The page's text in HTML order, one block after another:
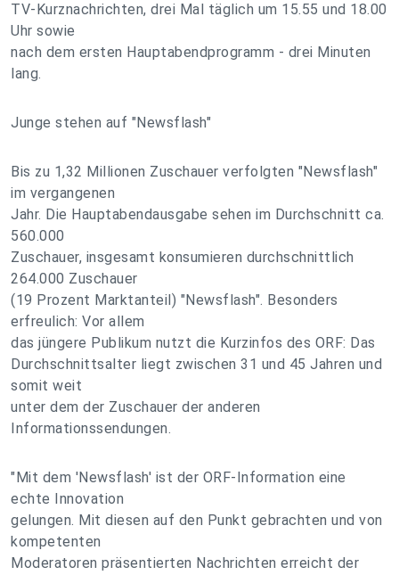
TV-Kurznachrichten, drei Mal täglich um 15.55 und 18.00
Uhr sowie
nach dem ersten Hauptabendprogramm - drei Minuten
lang.
Junge stehen auf "Newsflash"
Bis zu 1,32 Millionen Zuschauer verfolgten "Newsflash"
im vergangenen
Jahr. Die Hauptabendausgabe sehen im Durchschnitt ca.
560.000
Zuschauer, insgesamt konsumieren durchschnittlich
264.000 Zuschauer
(19 Prozent Marktanteil) "Newsflash". Besonders
erfreulich: Vor allem
das jüngere Publikum nutzt die Kurzinfos des ORF: Das
Durchschnittsalter liegt zwischen 31 und 45 Jahren und
somit weit
unter dem der Zuschauer der anderen
Informationssendungen.
"Mit dem 'Newsflash' ist der ORF-Information eine
echte Innovation
gelungen. Mit diesen auf den Punkt gebrachten und von
kompetenten
Moderatoren präsentierten Nachrichten erreicht der